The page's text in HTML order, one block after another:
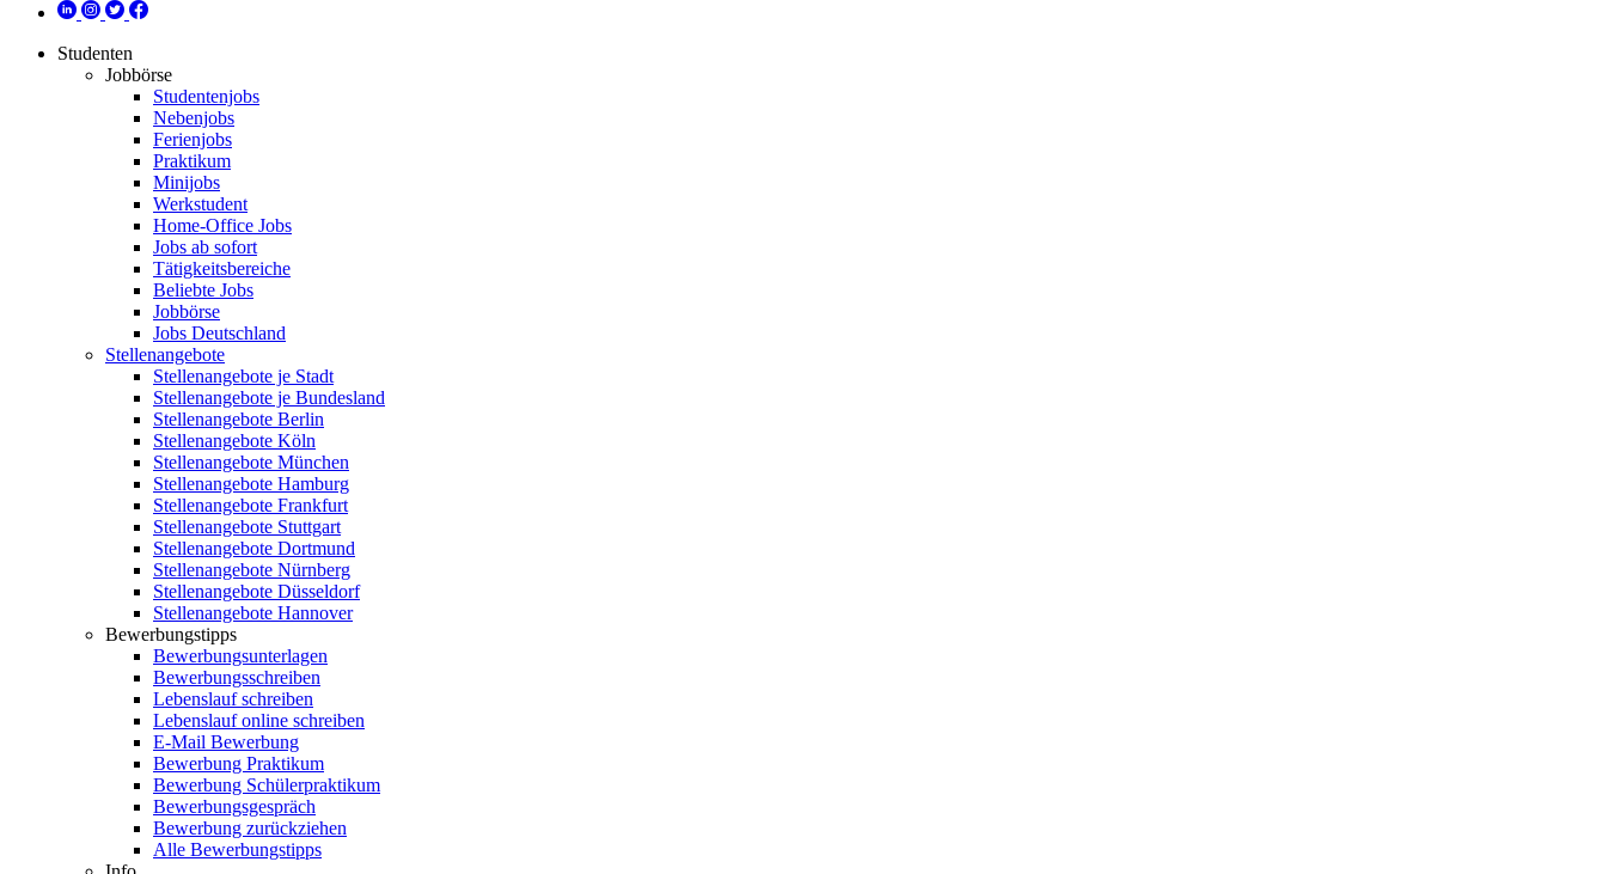
Studenten
Jobbörse
Studentenjobs
Nebenjobs
Ferienjobs
Praktikum
Minijobs
Werkstudent
Home-Office Jobs
Jobs ab sofort
Tätigkeitsbereiche
Beliebte Jobs
Jobbörse
Jobs Deutschland
Stellenangebote
Stellenangebote je Stadt
Stellenangebote je Bundesland
Stellenangebote Berlin
Stellenangebote Köln
Stellenangebote München
Stellenangebote Hamburg
Stellenangebote Frankfurt
Stellenangebote Stuttgart
Stellenangebote Dortmund
Stellenangebote Nürnberg
Stellenangebote Düsseldorf
Stellenangebote Hannover
Bewerbungstipps
Bewerbungsunterlagen
Bewerbungsschreiben
Lebenslauf schreiben
Lebenslauf online schreiben
E-Mail Bewerbung
Bewerbung Praktikum
Bewerbung Schülerpraktikum
Bewerbungsgespräch
Bewerbung zurückziehen
Alle Bewerbungstipps